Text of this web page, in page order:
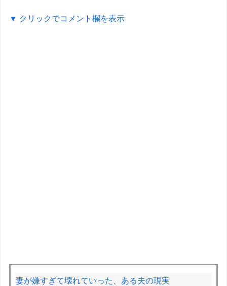
▼ クリックでコメント欄を表示
妻が嫌すぎて壊れていった、ある夫の現実